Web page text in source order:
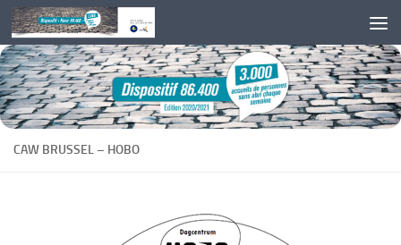
Skip to content
CAW BRUSSEL – HOBO